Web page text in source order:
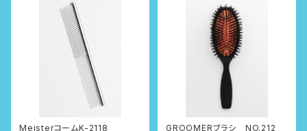
MeisterコームK-2118 GROOMERブラシ NO.212